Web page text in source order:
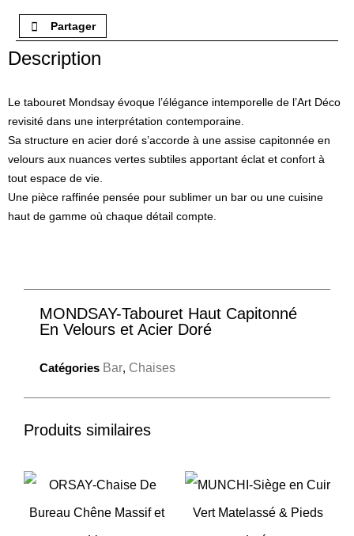
Partager
Description
Le tabouret Mondsay évoque l’élégance intemporelle de l’Art Déco
revisité dans une interprétation contemporaine.
Sa structure en acier doré s’accorde à une assise capitonnée en
velours aux nuances vertes subtiles apportant éclat et confort à
tout espace de vie.
Une pièce raffinée pensée pour sublimer un bar ou une cuisine
haut de gamme où chaque détail compte.
MONDSAY-Tabouret Haut Capitonné
En Velours et Acier Doré
Catégories Bar, Chaises
Produits similaires